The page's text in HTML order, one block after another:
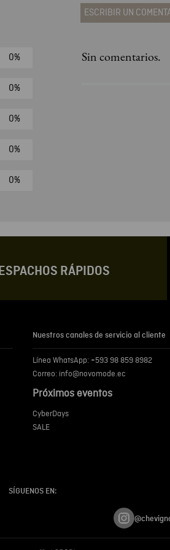
0%
0%
0%
0%
0%
ESCRIBIR UN
Agregar
Escribir comentario
Sin comentarios.
RÁPIDOS
Nuestros canales de servicio al cliente
Línea WhatsApp: +593 98 859 8982
Correo: info@novomode.ec
Próximos eventos
CyberDays
SALE
SÍGUENOS EN: